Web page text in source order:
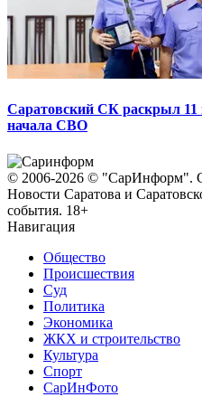
Саратовский СК раскрыл 11
начала СВО
© 2006-2026 © "СарИнформ".
Новости Саратова и
события. 18+
Навигация
Общество
Происшествия
Суд
Политика
Экономика
ЖКХ и строительство
Культура
Спорт
СарИнФото